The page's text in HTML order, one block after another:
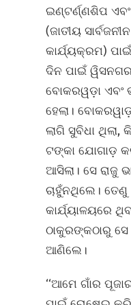
ଇଣ୍ଟର୍ଣ୍ଣଶିପ
(ଜାତୀୟ
କାର୍ଯ୍ୟକ୍ରମ)
ଦିନ ପାଇଁ ୱିସନଗର
ବୋକରୱଡ଼ା ଏବଂ
ହେଲା।
ଲାଗି ସୁବିଧା ଥିଲା,
ଟଙ୍କା ଯୋଗାଡ଼
ଆସିଲା। ସେ ରାଜୁ
ଚାହୁଁନଥିଲେ।
କାର୍ଯ୍ୟାଳୟରେ
ଠାକୁରଙ୍କଠାରୁ
ଆଣିଲେ।
‘‘ଆମେ ଗାଁର